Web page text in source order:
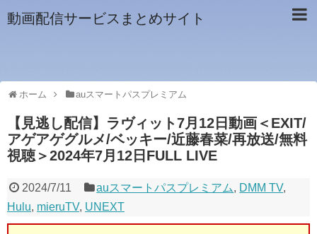
動画配信サービスまとめサイト
ホーム auスマートパスプレミアム
【見逃し配信】ラヴィット7月12日動画＜EXIT/
アゲアゲグルメ/ベッキー/近藤春菜/再放送/無料
視聴＞2024年7月12日FULL LIVE
2024/7/11 auスマートパスプレミアム, DMM TV,
Hulu, mieruTV, UNEXT